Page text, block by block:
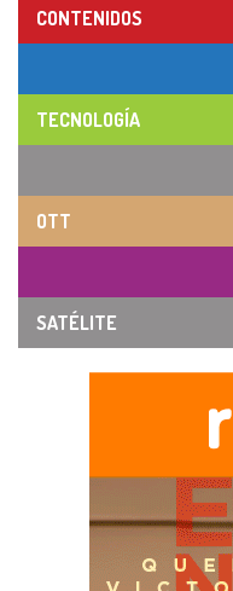
CONTENIDOS
TECNOLOGÍA
OTT
SATÉLITE